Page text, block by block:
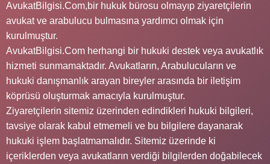
AvukatBilgisi.Com,bir hukuk bürosu olmayıp ziyaretçilerin
avukat ve arabulucu bulmasına yardımcı olmak için
kurulmuştur.
AvukatBilgisi.Com herhangi bir hukuki destek veya avukatlık
hizmeti sunmamaktadır. Avukatların, Arabulucuların ve
hukuki danışmanlık arayan bireyler arasında bir iletişim
köprüsü oluşturmak amacıyla kurulmuştur.
Ziyaretçilerin sitemiz üzerinden edindikleri hukuki bilgileri,
tavsiye olarak kabul etmemeli ve bu bilgilere dayanarak
hukuki işlem başlatmamalıdır. Sitemiz üzerinde ki
içeriklerden veya avukatların verdiği bilgilerden doğabilecek